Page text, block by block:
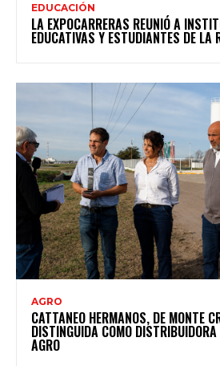
EDUCACIÓN
LA EXPOCARRERAS REUNIÓ A
EDUCATIVAS Y ESTUDIANTES DE LA
AGRO
CATTANEO HERMANOS, DE MONTE
DISTINGUIDA COMO DISTRIBUIDORA
AGRO